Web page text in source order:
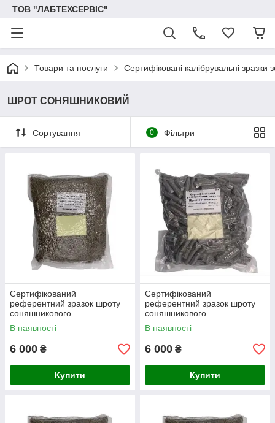
ТОВ "ЛАБТЕХСЕРВІС"
Товари та послуги Сертифіковані калібрувальні
ШРОТ СОНЯШНИКОВИЙ
Сортування 0 Фільтри
Сертифікований
референтний зразок шроту
соняшникового
CRM.UA.04.001
В наявності
6 000 ₴
Купити
Сертифікований
референтний зразок шроту
соняшникового
CRM.UA.04.002
В наявності
6 000 ₴
Купити